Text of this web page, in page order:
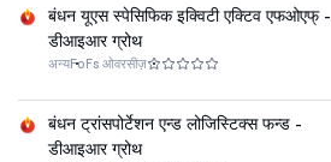
बंधन यूएस स्पेसिफिक इक्विटी एक्टिव एफओएफ् -
डीआइआर ग्रोथ
अन्यFoFs ओवरसीज़
बंधन ट्रांसपोर्टेशन एन्ड लोजिस्टिक्स फन्ड -
डीआइआर ग्रोथ